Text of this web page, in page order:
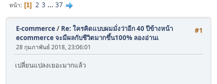
หน้า 1 2 3 ... 37
#1
E-commerce/ Re: ใครคิดแบบผมมั่งว่าอีก 40 ปีข้างหน้า
ecommerce จะมีผลกับชีวิตมากขึ้น100% ลองอ่านเ
28 กุมภาพันธ์ 2018, 23:06:01
เปลี่ยนแปลงเยอะมากแล้ว